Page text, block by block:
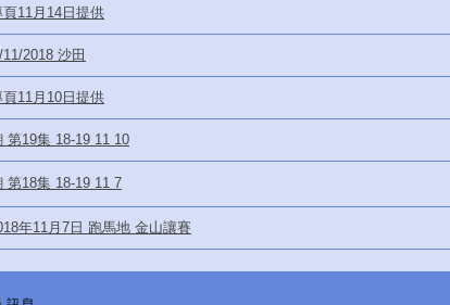
11月14日提供
2018 沙田
11月10日提供
第19集 18-19 11 10
第18集 18-19 11 7
年11月7日 跑馬地 金山讓賽